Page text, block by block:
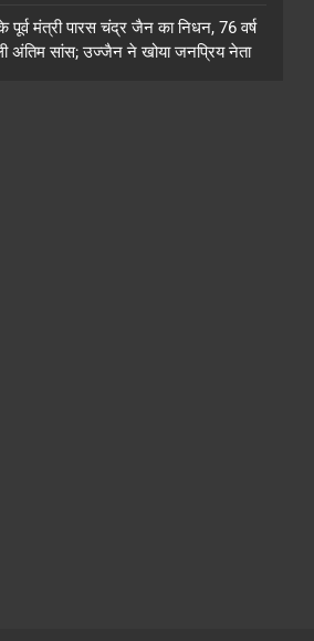
मंत्री पारस चंद्र जैन का निधन, 76 वर्ष
अंतिम सांस; उज्जैन ने खोया जनप्रिय नेता